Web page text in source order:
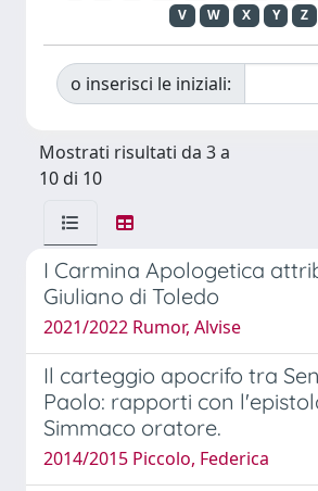
V
W X Y Z
o inserisci le iniziali:
Mostrati risultati da 3 a
10 di 10
I Carmina Apologetica
Giuliano di Toledo
2021/2022 Rumor, Alvise
Il carteggio apocrifo tra
Paolo: rapporti con
Simmaco oratore.
2014/2015 Piccolo, Federica